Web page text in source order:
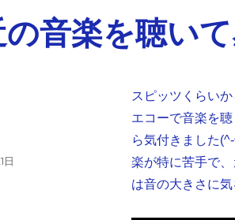
音楽を聴い
スピッツくらい
エコーで音楽を
ら気付きました
楽が特に苦手で
は音の大きさに
日